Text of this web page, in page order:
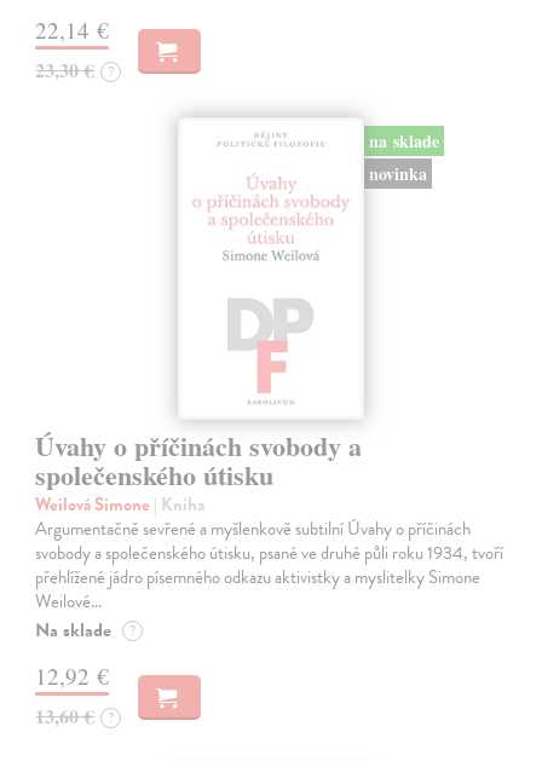
22,14 €
23,30 € ?
na sklade
novinka
Úvahy o příčinách svobody a
společenského útisku
Weilová Simone | Kniha
Argumentačně sevřené a myšlenkově subtilní Úvahy o příčinách
svobody a společenského útisku, psané ve druhé půli roku 1934, tvoří
přehlížené jádro písemného odkazu aktivistky a myslitelky Simone
Weilové…
Na sklade ?
12,92 €
13,60 € ?